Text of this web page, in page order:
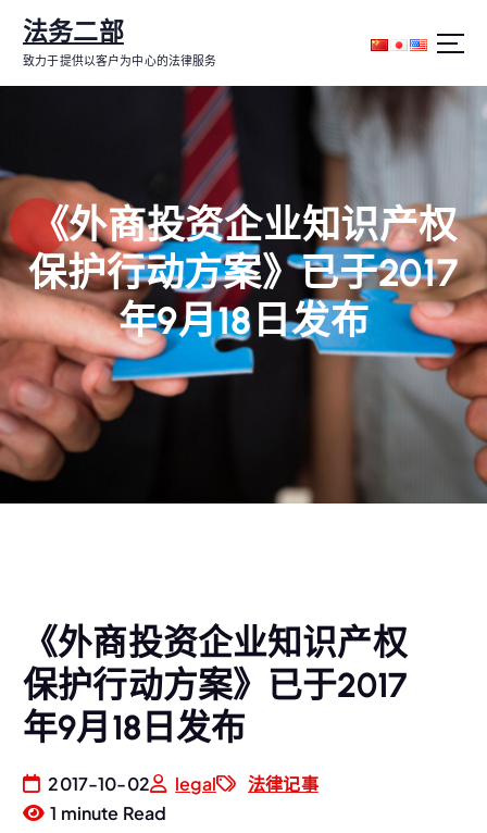
内
法务二部
致力于提供以客户为中心的法律服务
《外商投资企业知识产权
保护行动方案》已于2017
年9月18日发布
《外商投资企业知识产权
保护行动方案》已于2017
年9月18日发布
2017-10-02 legal
法律记事
1 minute Read